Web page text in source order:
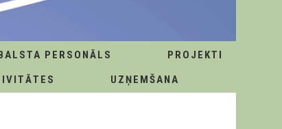
PERSONĀLS
PROJEKTI
UZŅEMŠANA